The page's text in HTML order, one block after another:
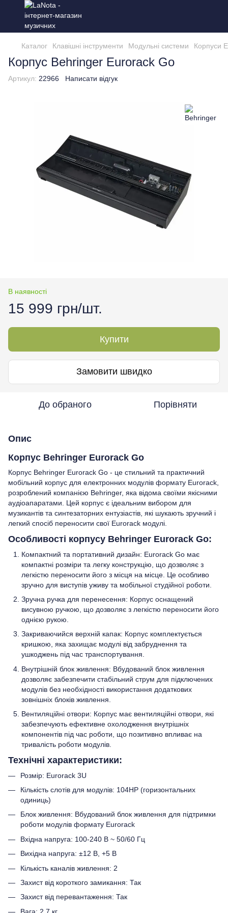
Каталог Клавішні інструменти Модульні системи Корпуси
Корпус Behringer Eurorack Go
Артикул: 22966 Написати відгук
В наявності
15 999 грн/шт.
Купити
Замовити швидко
До обраного Порівняти
Опис
Корпус Behringer Eurorack Go
Корпус Behringer Eurorack Go - це стильний та практичний
мобільний корпус для електронних модулів формату Eurorack,
розроблений компанією Behringer, яка відома своїми якісними
аудіоапаратами. Цей корпус є ідеальним вибором для
музикантів та синтезаторних ентузіастів, які шукають зручний і
легкий спосіб переносити свої Eurorack модулі.
Особливості корпусу Behringer Eurorack Go:
Компактний та портативний дизайн: Eurorack Go має
компактні розміри та легку конструкцію, що дозволяє з
легкістю переносити його з місця на місце. Це особливо
зручно для виступів уживу та мобільної студійної роботи.
Зручна ручка для перенесення: Корпус оснащений
висувною ручкою, що дозволяє з легкістю переносити його
однією рукою.
Закриваючийся верхній капак: Корпус комплектується
кришкою, яка захищає модулі від забруднення та
ушкоджень під час транспортування.
Внутрішній блок живлення: Вбудований блок живлення
дозволяє забезпечити стабільний струм для підключених
модулів без необхідності використання додаткових
зовнішніх блоків живлення.
Вентиляційні отвори: Корпус має вентиляційні отвори, які
забезпечують ефективне охолодження внутрішніх
компонентів під час роботи, що позитивно впливає на
тривалість роботи модулів.
Технічні характеристики:
Розмір: Eurorack 3U
Кількість слотів для модулів: 104HP (горизонтальних
одиниць)
Блок живлення: Вбудований блок живлення для підтримки
роботи модулів формату Eurorack
Вхідна напруга: 100-240 В ~ 50/60 Гц
Вихідна напруга: ±12 В, +5 В
Кількість каналів живлення: 2
Захист від короткого замикання: Так
Захист від перевантаження: Так